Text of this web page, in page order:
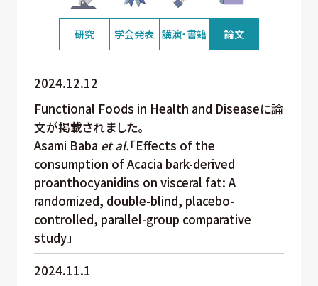
研究 学会発表 講演・書籍 論文
2024.12.12
Functional Foods in Health and Diseaseに論
文が掲載されました。
Asami Baba et al.「Effects of the
consumption of Acacia bark-derived
proanthocyanidins on visceral fat: A
randomized, double-blind, placebo-
controlled, parallel-group comparative
study」
2024.11.1